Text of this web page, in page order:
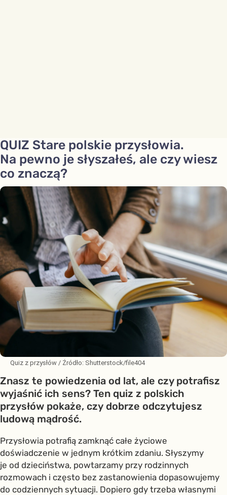
QUIZ Stare polskie przysłowia.
Na pewno je słyszałeś, ale czy wiesz
co znaczą?
Quiz z przysłów / Źródło: Shutterstock/file404
Znasz te powiedzenia od lat, ale czy potrafisz
wyjaśnić ich sens? Ten quiz z polskich
przysłów pokaże, czy dobrze odczytujesz
ludową mądrość.
Przysłowia potrafią zamknąć całe życiowe
doświadczenie w jednym krótkim zdaniu. Słyszymy
je od dzieciństwa, powtarzamy przy rodzinnych
rozmowach i często bez zastanowienia dopasowujemy
do codziennych sytuacji. Dopiero gdy trzeba własnymi